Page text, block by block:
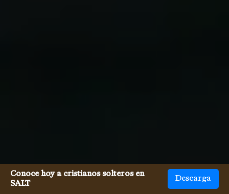
Conoce hoy a cristianos solteros en
SALT
Descarga